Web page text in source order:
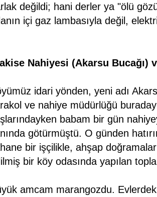
değildi; hani derler ya "ölü
içi gaz lambasıyla değil,
Nahiyesi (Akarsu Bucağı)
idari yönden, yeni adı
ve nahiye müdürlüğü
babam bir gün
götürmüştü. O günden
bir işçilikle, ahşap
bir köy odasında yapılan
amcam marangozdu.